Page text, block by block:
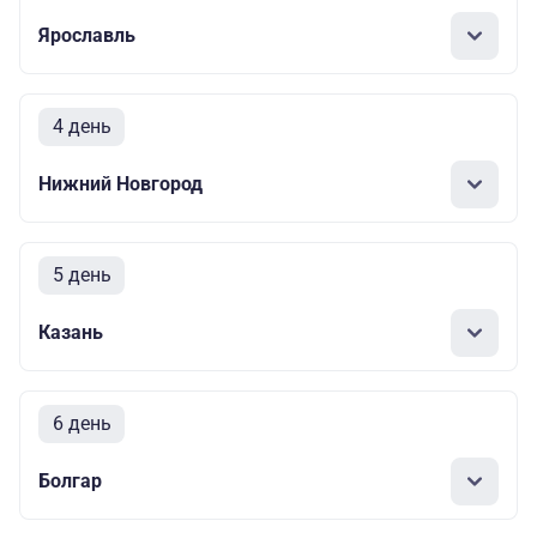
Ярославль
4 день
Нижний Новгород
5 день
Казань
6 день
Болгар